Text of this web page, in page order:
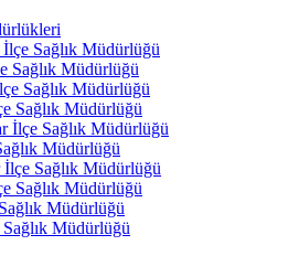
Sağlık Müdürlüğü
Sağlık Müdürlüğü
Sağlık Müdürlüğü
Sağlık Müdürlüğü
İlçe Sağlık Müdürlüğü
Müdürlüğü
İlçe Sağlık Müdürlüğü
Sağlık Müdürlüğü
Müdürlüğü
Müdürlüğü